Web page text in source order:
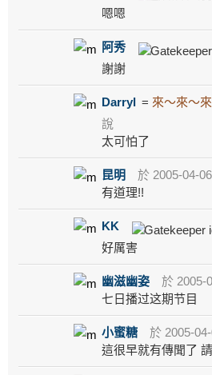
嗯嗯
阿秀
謝謝
Darryl = 來～來～
說
太可怕了
昆明
於 2005-04-
有道理!!
KK
好厲害
幽滋幽姿
於 2005-
七日播过这期节目
小蜜糖
於 2005-
這很早就有傳聞了